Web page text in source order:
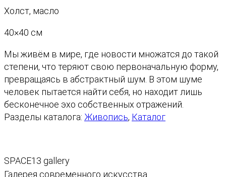
ч
с
в
о
т
о
в
а
Э
х
Холст, масло
40×40 см
Мы живём в мире, где новости множатся до такой
степени, что теряют свою первоначальную форму,
превращаясь в абстрактный шум. В этом шуме
человек пытается найти себя, но находит лишь
бесконечное эхо собственных отражений.
Разделы каталога: Живопись, Каталог
SPACE13 gallery
Галерея современного искусства